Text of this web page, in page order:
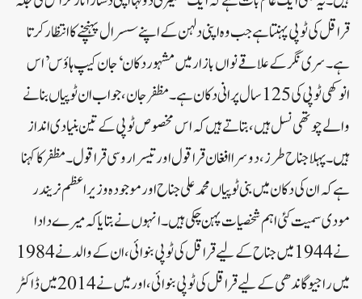
قراقل کی ٹوپی پہنتا ہے جب وہ اپنی دلہن کے اپنے سسرال پہنچنے کا انتظار کرتا
ہے۔سری نگر کے علاقے نواں بازار میں مشہور دکان ‘جان کیپ ہاؤس’ اس
انوکھی ٹوپی کی 125 سال پرانی دکان ہے۔مظفر جان، جو اب ان ٹوپیاں بنانے
والے چوتھی نسل ہیں، بتاتے ہیں کہ اس مخصوص ٹوپی کے تین بنیادی انداز
ہیں۔ پہلا جناح طرز، دوسرا افغان قراقول اور تیسرا روسی قراقول۔ مظفر کا کہنا
ہے کہ ان کی دکان میں بنی ٹوپیاں محمد علی جناح اور موجودہ وزیر اعظم نریندر
مودی سمیت کئی اہم شخصیات پہن چکی ہیں۔ انہوں نے بتایا کہ میرے دادا
نے 1944 میں جناح کے لیے قراقل کی ٹوپی بنوائی، ان کے والد نے 1984
میں راجیو گاندھی کے لیے قراقل کی ٹوپی بنوائی، اور میں نے 2014 میں ڈاکٹر